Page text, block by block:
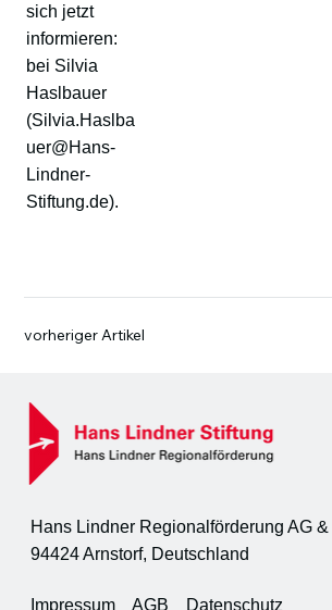
sich jetzt
informieren:
bei Silvia
Haslbauer
(Silvia.Haslba
uer@Hans-
Lindner-
Stiftung.de).
vorheriger Artikel
Hans Lindner Regionalförderung AG
94424 Arnstorf, Deutschland
Impressum AGB Datenschutz